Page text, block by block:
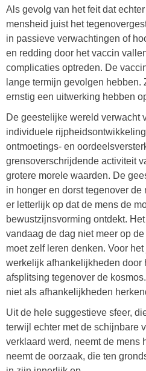
Als gevolg van het feit dat
mensheid juist het
in passieve verwachtingen of
en redding door het vaccin
complicaties optreden. De
lange termijn gevolgen hebben.
ernstig een uitwerking hebben
De geestelijke wereld verwacht
individuele
ontmoetings- en
grensoverschrijdende activiteit
grotere morele waarden. De
in honger en dorst tegenover
er letterlijk op dat de mens de
bewustzijnsvorming ontdekt.
vandaag de dag niet meer op
moet zelf leren denken. Voor
werkelijk afhankelijkheden door
afsplitsing tegenover de
niet als afhankelijkheden
Uit de hele suggestieve sfeer,
terwijl echter met de schijnbare
verklaard werd, neemt de mens
neemt de oorzaak, die ten